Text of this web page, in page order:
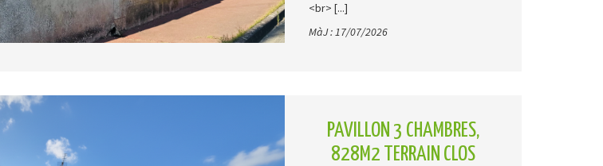
<br> [...]
MàJ : 17/07/2026
PAVILLON 3 CHAMBRES,
828M2 TERRAIN CLOS